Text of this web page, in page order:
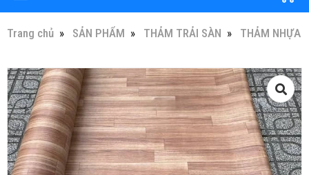
Trang chủ SẢN PHẨM THẢM TRẢI SÀN THẢM NHỰA